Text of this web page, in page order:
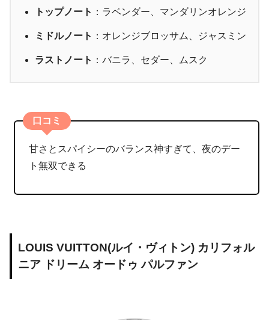
トップノート ：ラベンダー、マンダリンオレンジ
ミドルノート ：オレンジブロッサム、ジャスミン
ラストノート ：バニラ、セダー、ムスク
口コミ
甘さとスパイシーのバランス神すぎて、夜のデー
ト無双できる
LOUIS VUITTON(ルイ・ヴィトン) カリフォル
ニア ドリーム オードゥ パルファン